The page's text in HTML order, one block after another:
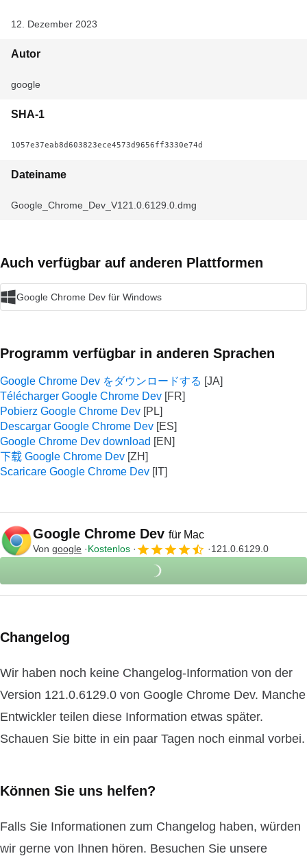
12. Dezember 2023
Autor
google
SHA-1
1057e37eab8d603823ece4573d9656ff3330e74d
Dateiname
Google_Chrome_Dev_V121.0.6129.0.dmg
Auch verfügbar auf anderen Plattformen
Google Chrome Dev für Windows
Programm verfügbar in anderen Sprachen
Google Chrome Dev をダウンロードする
Télécharger Google Chrome Dev
Pobierz Google Chrome Dev
Descargar Google Chrome Dev
Google Chrome Dev download
下载 Google Chrome Dev
Scaricare Google Chrome Dev
Google Chrome Dev für Mac
Von google Kostenlos 121.0.6129.0
Changelog
Wir haben noch keine Changelog-Information von der
Version 121.0.6129.0 von Google Chrome Dev. Manche
Entwickler teilen diese Information etwas später.
Schauen Sie bitte in ein paar Tagen noch einmal vorbei.
Können Sie uns helfen?
Falls Sie Informationen zum Changelog haben, würden
wir gerne von Ihnen hören. Besuchen Sie unsere